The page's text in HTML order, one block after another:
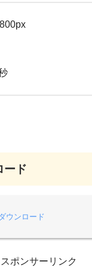
ード
ウンロード
スポンサーリンク